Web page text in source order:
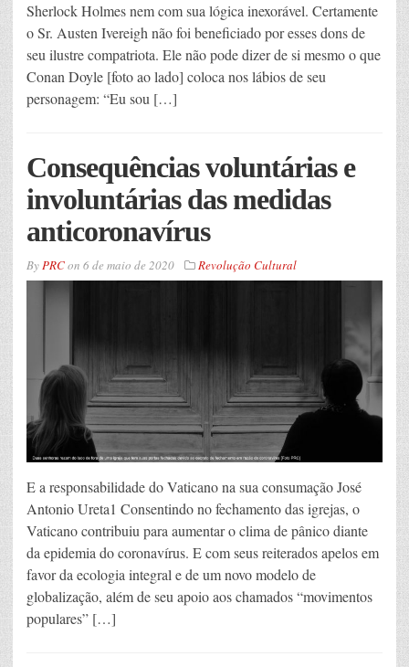
Sherlock Holmes nem com sua lógica inexorável. Certamente
o Sr. Austen Ivereigh não foi beneficiado por esses dons de
seu ilustre compatriota. Ele não pode dizer de si mesmo o que
Conan Doyle [foto ao lado] coloca nos lábios de seu
personagem: “Eu sou […]
Consequências voluntárias e
involuntárias das medidas
anticoronavírus
ByPRCon 6 de maio de 2020 Revolução Cultural
E a responsabilidade do Vaticano na sua consumação José
Antonio Ureta1 Consentindo no fechamento das igrejas, o
Vaticano contribuiu para aumentar o clima de pânico diante
da epidemia do coronavírus. E com seus reiterados apelos em
favor da ecologia integral e de um novo modelo de
globalização, além de seu apoio aos chamados “movimentos
populares” […]